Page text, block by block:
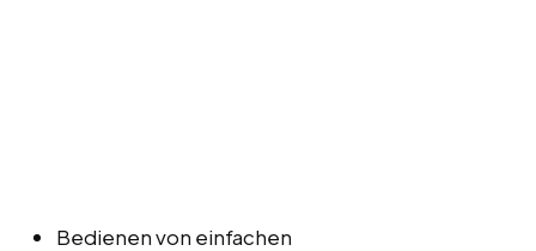
Bedienen von einfachen